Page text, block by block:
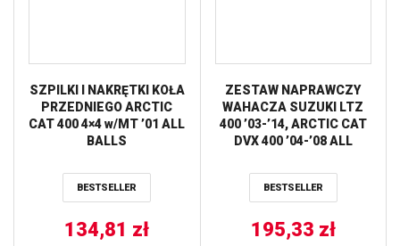
SZPILKI I NAKRĘTKI KOŁA
PRZEDNIEGO ARCTIC
CAT 400 4×4 w/MT ’01 ALL
BALLS
BESTSELLER
134,81 zł
ZESTAW NAPRAWCZY
WAHACZA SUZUKI LTZ
400 ’03-’14, ARCTIC CAT
DVX 400 ’04-’08 ALL
BESTSELLER
195,33 zł